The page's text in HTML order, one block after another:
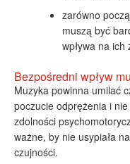
zarówno
muszą być
wpływa na
Bezpośredni wpływ
Muzyka powinna umilać
poczucie odprężenia i
zdolności
ważne, by nie usypiała
czujności.